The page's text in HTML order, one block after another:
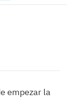
empezar la